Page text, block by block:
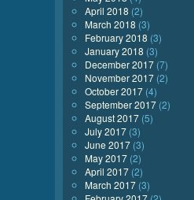
April 2018 (2)
March 2018 (3)
February 2018 (3)
January 2018 (3)
December 2017 (7)
November 2017 (2)
October 2017 (4)
September 2017 (2)
August 2017 (5)
July 2017 (3)
June 2017 (3)
May 2017 (2)
April 2017 (2)
March 2017 (3)